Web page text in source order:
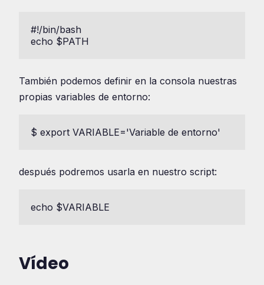
#!/bin/bash
echo $PATH
También podemos definir en la consola nuestras
propias variables de entorno:
$ export VARIABLE='Variable de entorno'
después podremos usarla en nuestro script:
echo $VARIABLE
Vídeo